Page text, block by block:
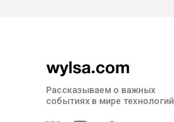
Рассказываем о важных
событиях в мире технологий